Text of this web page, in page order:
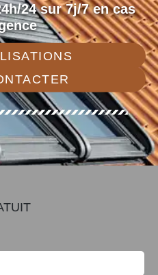
24 sur 7j/7 en cas